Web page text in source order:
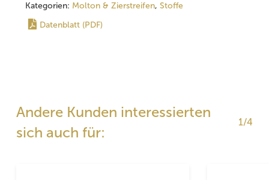
Kategorien: Molton & Zierstreifen, Stoffe
Datenblatt (PDF)
Andere Kunden interessierten
sich auch für:
1/4